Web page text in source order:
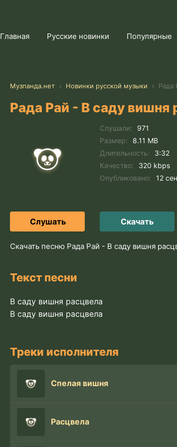
Главная Русские новинки Популярные
Музпанда.нет Новинки русской музыки Рада
Рада Рай - В саду вишня
Слушали:
971
Размер:
8.11 MB
Длительность:
3:32
Качество:
320 kbps
Опубликовано:
12
Слушать Скачать
Скачать песню Рада Рай - В саду вишня
Текст песни
В саду вишня расцвела
В саду вишня расцвела
Треки исполнителя
Спелая вишня
Расцвела